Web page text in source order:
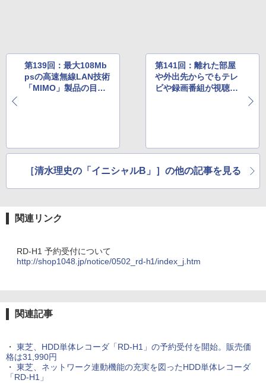
第139回：最大108Mb
psの高速無線LAN技術
「MIMO」製品の目指
第141回：離れた部屋
や外出先からでもテレ
ビや録画番組が視聴可
［清水理史の「イニシャルB」］の他の記事を見る
関連リンク
RD-H1 予約受付について
http://shop1048.jp/notice/0502_rd-h1/index_j.htm
関連記事
・ 東芝、HDD単体レコーダ「RD-H1」の予約受付を開始。販売価
格は31,990円
・ 東芝、ネットワーク連動機能の充実を図ったHDD単体レコーダ
「RD-H1」